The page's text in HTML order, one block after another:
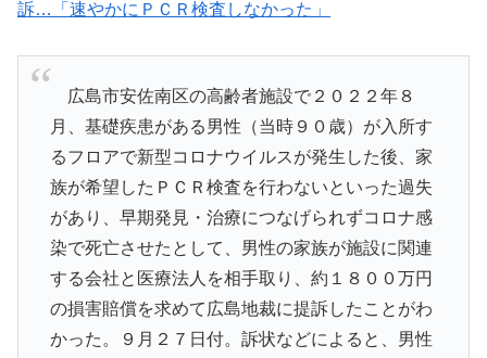
訴…「速やかにＰＣＲ検査しなかった」
広島市安佐南区の高齢者施設で２０２２年８
月、基礎疾患がある男性（当時９０歳）が入所す
るフロアで新型コロナウイルスが発生した後、家
族が希望したＰＣＲ検査を行わないといった過失
があり、早期発見・治療につなげられずコロナ感
染で死亡させたとして、男性の家族が施設に関連
する会社と医療法人を相手取り、約１８００万円
の損害賠償を求めて広島地裁に提訴したことがわ
かった。９月２７日付。訴状などによると、男性